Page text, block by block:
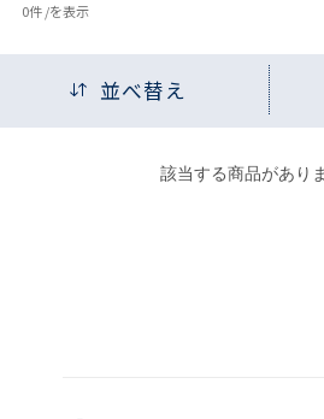
0件 /を表示
並べ替え
該当する商品があり